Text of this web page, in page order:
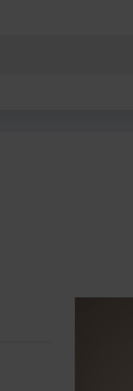
le site avec des